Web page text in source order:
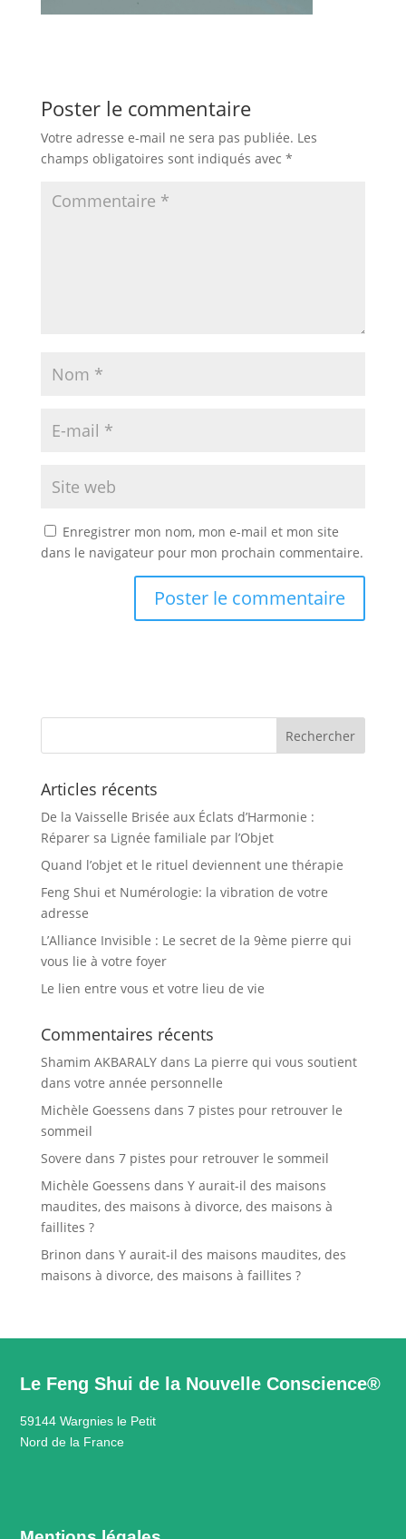
Poster le commentaire
Votre adresse e-mail ne sera pas publiée. Les
champs obligatoires sont indiqués avec *
Enregistrer mon nom, mon e-mail et mon site
dans le navigateur pour mon prochain commentaire.
Articles récents
De la Vaisselle Brisée aux Éclats d’Harmonie :
Réparer sa Lignée familiale par l’Objet
Quand l’objet et le rituel deviennent une thérapie
Feng Shui et Numérologie: la vibration de votre
adresse
L’Alliance Invisible : Le secret de la 9ème pierre qui
vous lie à votre foyer
Le lien entre vous et votre lieu de vie
Commentaires récents
Shamim AKBARALYdans La pierre qui vous soutient
dans votre année personnelle
Michèle Goessens dans 7 pistes pour retrouver le
sommeil
Sovere dans 7 pistes pour retrouver le sommeil
Michèle Goessens dans Y aurait-il des maisons
maudites, des maisons à divorce, des maisons à
faillites ?
Brinon dans Y aurait-il des maisons maudites, des
maisons à divorce, des maisons à faillites ?
Le Feng Shui de la Nouvelle Conscience®
59144 Wargnies le Petit
Nord de la France